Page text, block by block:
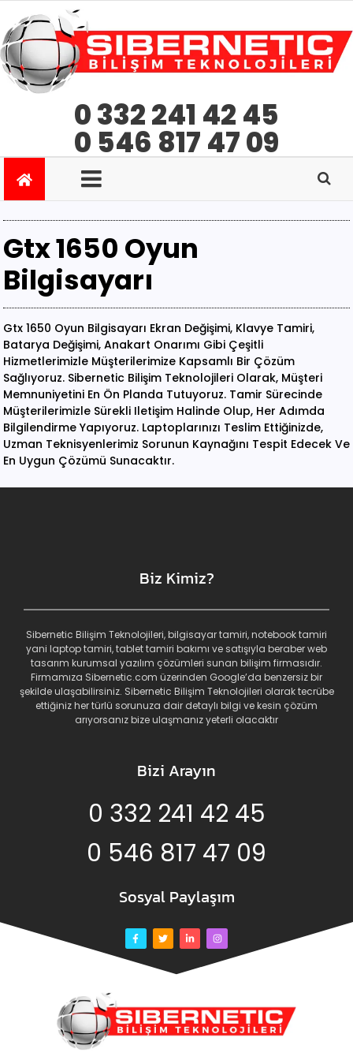
0 332 241 42 45
0 546 817 47 09
Gtx 1650 Oyun
Bilgisayarı
Gtx 1650 Oyun Bilgisayarı Ekran Değişimi, Klavye Tamiri,
Batarya Değişimi, Anakart Onarımı Gibi Çeşitli
Hizmetlerimizle Müşterilerimize Kapsamlı Bir Çözüm
Sağlıyoruz. Sibernetic Bilişim Teknolojileri Olarak, Müşteri
Memnuniyetini En Ön Planda Tutuyoruz. Tamir Sürecinde
Müşterilerimizle Sürekli Iletişim Halinde Olup, Her Adımda
Bilgilendirme Yapıyoruz. Laptoplarınızı Teslim Ettiğinizde,
Uzman Teknisyenlerimiz Sorunun Kaynağını Tespit Edecek Ve
En Uygun Çözümü Sunacaktır.
Biz Kimiz?
Sibernetic Bilişim Teknolojileri, bilgisayar tamiri, notebook tamiri
yani laptop tamiri, tablet tamiri bakımı ve satışıyla beraber web
tasarım kurumsal yazılım çözümleri sunan bilişim firmasıdır.
Firmamıza Sibernetic.com üzerinden Google’da benzersiz bir
şekilde ulaşabilirsiniz. Sibernetic Bilişim Teknolojileri olarak tecrübe
ettiğiniz her türlü sorunuza dair detaylı bilgi ve kesin çözüm
arıyorsanız bize ulaşmanız yeterli olacaktır
Bizi Arayın
0 332 241 42 45
0 546 817 47 09
Sosyal Paylaşım